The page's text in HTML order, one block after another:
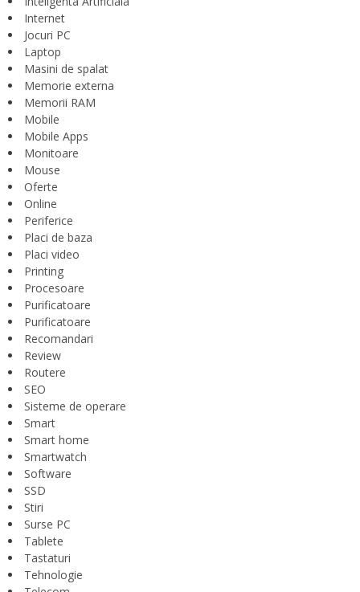
Internet
Jocuri PC
Laptop
Masini de spalat
Memorie externa
Memorii RAM
Mobile
Mobile Apps
Monitoare
Mouse
Oferte
Online
Periferice
Placi de baza
Placi video
Printing
Procesoare
Purificatoare
Purificatoare
Recomandari
Review
Routere
SEO
Sisteme de operare
Smart
Smart home
Smartwatch
Software
SSD
Stiri
Surse PC
Tablete
Tastaturi
Tehnologie